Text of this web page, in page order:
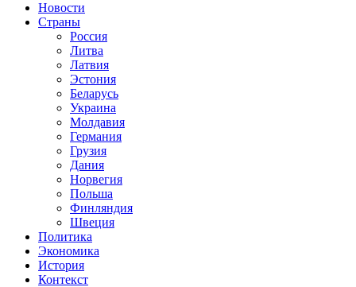
Новости
Страны
Россия
Литва
Латвия
Эстония
Беларусь
Украина
Молдавия
Германия
Грузия
Дания
Норвегия
Польша
Финляндия
Швеция
Политика
Экономика
История
Контекст